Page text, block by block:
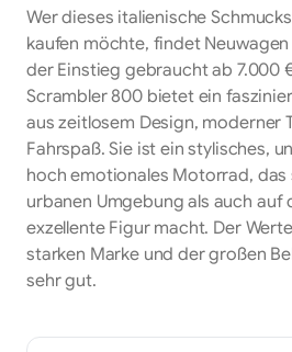
Wer dieses italienische
kaufen möchte, findet
der Einstieg gebraucht ab 7.000
Scrambler 800 bietet ein
aus zeitlosem Design, moderner
Fahrspaß. Sie ist ein stylisches,
hoch emotionales Motorrad,
urbanen Umgebung als auch
exzellente Figur macht. Der
starken Marke und der großen
sehr gut.